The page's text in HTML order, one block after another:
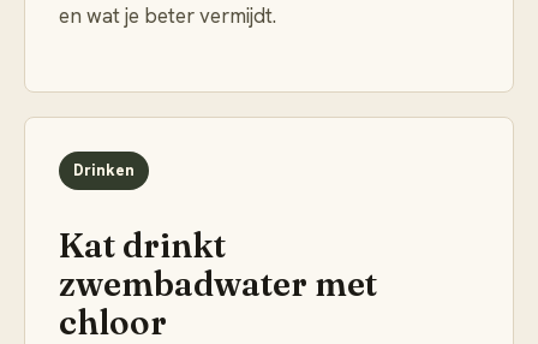
en wat je beter vermijdt.
Drinken
Kat drinkt
zwembadwater met
chloor